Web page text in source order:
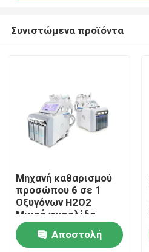
Σπίτι
Προϊόντα
Βίντεο
Συνιστώμενα προϊόντα
Μηχανή καθαρισμού
προσώπου 6 σε 1
Οξυγόνων H2O2
Μικρή φυσαλίδα
Μηχανή καθαρισμού
προσώπουΑποστολή